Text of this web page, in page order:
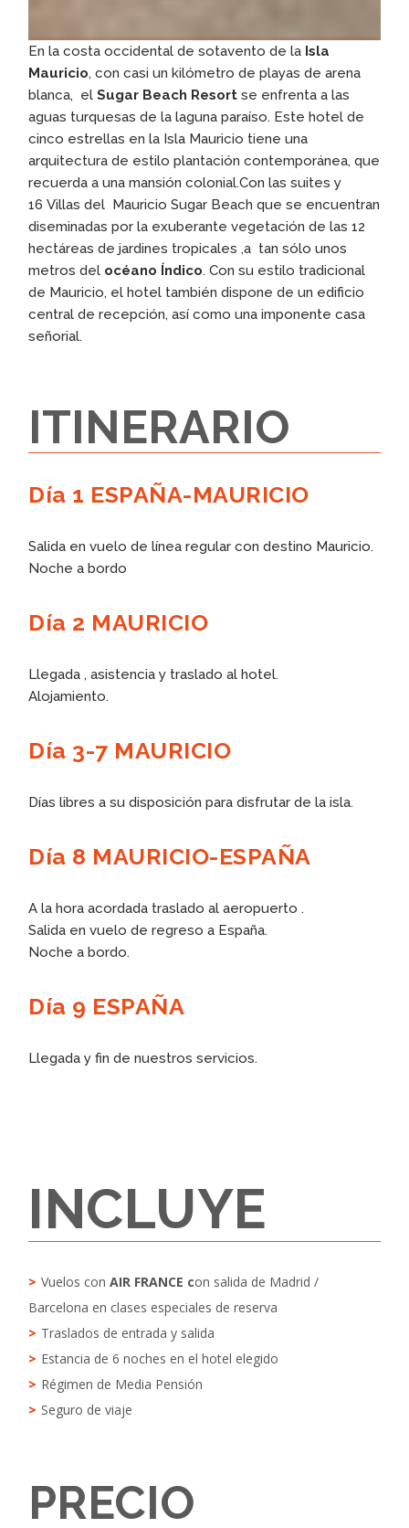
En la costa occidental de sotavento de la Isla
Mauricio, con casi un kilómetro de playas de arena
blanca, elSugar Beach Resort se enfrenta a las
aguas turquesas de la laguna paraíso. Este hotel de
cinco estrellas en la Isla Mauricio tiene una
arquitectura de estilo plantación contemporánea, que
recuerda a una mansión colonial.Con las suites y
16 Villas del Mauricio Sugar Beach que se encuentran
diseminadas por la exuberante vegetación de las 12
hectáreas de jardines tropicales ,a tan sólo unos
metros del océano Índico. Con su estilo tradicional
de Mauricio, el hotel también dispone de un edificio
central de recepción, así como una imponente casa
señorial.
ITINERARIO
Día 1 ESPAÑA-MAURICIO
Salida en vuelo de línea regular con destino Mauricio.
Noche a bordo
Día 2 MAURICIO
Llegada , asistencia y traslado al hotel.
Alojamiento.
Día 3-7 MAURICIO
Días libres a su disposición para disfrutar de la isla.
Día 8 MAURICIO-ESPAÑA
A la hora acordada traslado al aeropuerto .
Salida en vuelo de regreso a España.
Noche a bordo.
Día 9 ESPAÑA
Llegada y fin de nuestros servicios.
INCLUYE
Vuelos conAIR FRANCE con salida de Madrid /
Barcelona en clases especiales de reserva
Traslados de entrada y salida
Estancia de 6 noches en el hotel elegido
Régimen de Media Pensión
Seguro de viaje
PRECIO